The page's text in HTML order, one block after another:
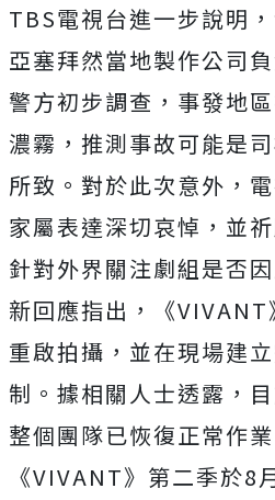
TBS電視台進一步說明
亞塞拜然當地製作公司
警方初步調查，事發地
濃霧，推測事故可能是
所致。對於此次意外，
家屬表達深切哀悼，並
針對外界關注劇組是否
新回應指出，《
重啟拍攝，並在現場建
制。據相關人士透露，
整個團隊已恢復正常作業
《VIVANT》第二季於8